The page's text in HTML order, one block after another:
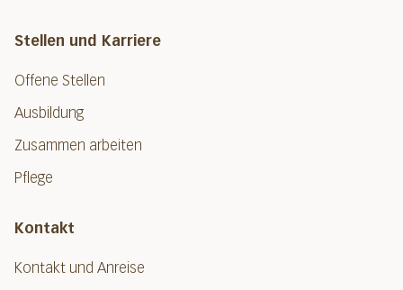
Stellen und Karriere
Offene Stellen
Ausbildung
Zusammen arbeiten
Pflege
Kontakt
Kontakt und Anreise